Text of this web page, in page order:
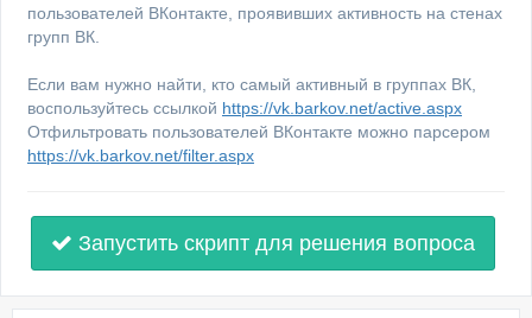
пользователей ВКонтакте, проявивших активность на стенах
групп ВК.
Если вам нужно найти, кто самый активный в группах ВК,
воспользуйтесь ссылкой https://vk.barkov.net/active.aspx
Отфильтровать пользователей ВКонтакте можно парсером
https://vk.barkov.net/filter.aspx
Запустить скрипт для решения вопроса